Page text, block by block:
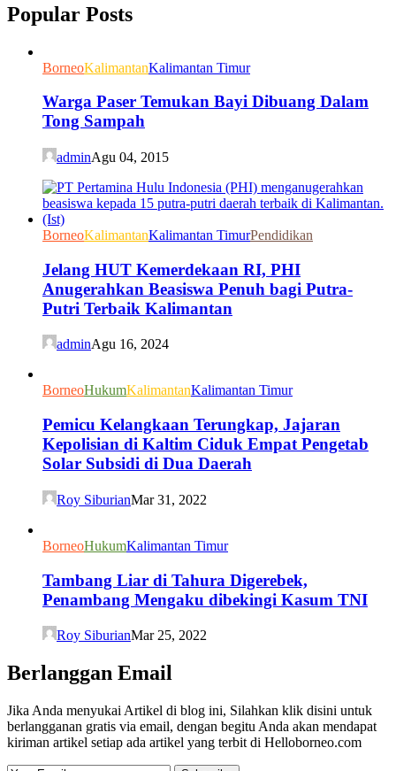
Popular Posts
BorneoKalimantanKalimantan Timur
Warga Paser Temukan Bayi Dibuang Dalam
Tong Sampah
adminAgu 04, 2015
BorneoKalimantanKalimantan TimurPendidikan
Jelang HUT Kemerdekaan RI, PHI
Anugerahkan Beasiswa Penuh bagi Putra-
Putri Terbaik Kalimantan
adminAgu 16, 2024
BorneoHukumKalimantanKalimantan Timur
Pemicu Kelangkaan Terungkap, Jajaran
Kepolisian di Kaltim Ciduk Empat Pengetab
Solar Subsidi di Dua Daerah
Roy SiburianMar 31, 2022
BorneoHukumKalimantan Timur
Tambang Liar di Tahura Digerebek,
Penambang Mengaku dibekingi Kasum TNI
Roy SiburianMar 25, 2022
Berlanggan Email
Jika Anda menyukai Artikel di blog ini, Silahkan klik disini untuk
berlangganan gratis via email, dengan begitu Anda akan mendapat
kiriman artikel setiap ada artikel yang terbit di Helloborneo.com